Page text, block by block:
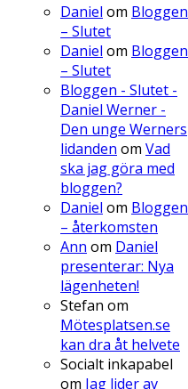
Daniel om Bloggen
– Slutet
Daniel om Bloggen
– Slutet
Bloggen - Slutet -
Daniel Werner -
Den unge Werners
lidanden om Vad
ska jag göra med
bloggen?
Daniel om Bloggen
– återkomsten
Ann om Daniel
presenterar: Nya
lägenheten!
Stefan om
Mötesplatsen.se
kan dra åt helvete
Socialt inkapabel
om Jag lider av